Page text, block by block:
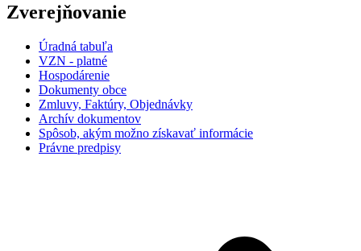
Zverejňovanie
Úradná tabuľa
VZN - platné
Hospodárenie
Dokumenty obce
Zmluvy, Faktúry, Objednávky
Archív dokumentov
Spôsob, akým možno získavať informácie
Právne predpisy